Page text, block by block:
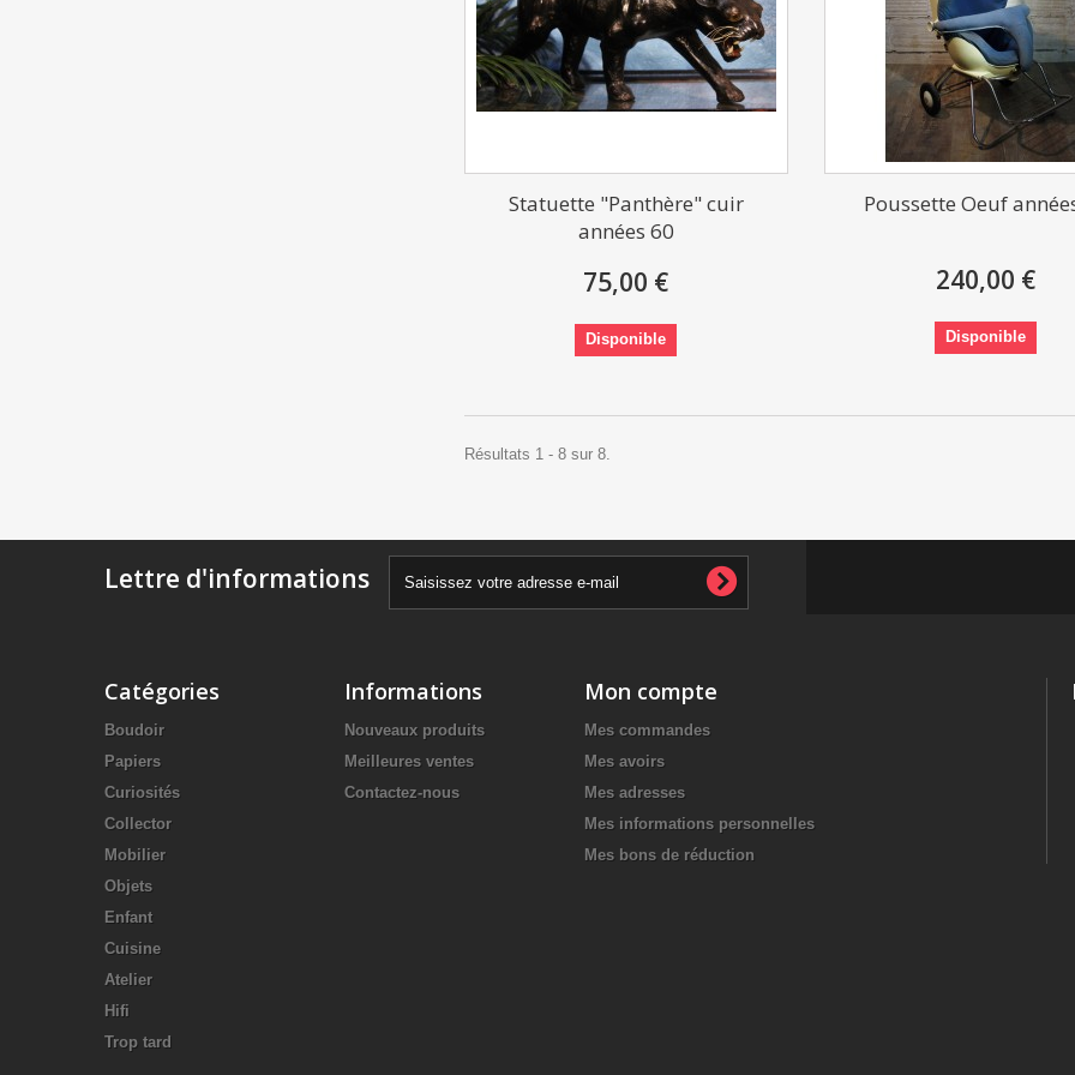
Statuette "Panthère" cuir
années 60
75,00 €
Disponible
Poussette Oeuf
240,00 €
Disponible
Résultats 1 - 8 sur 8.
Lettre d'informations
Catégories
Boudoir
Papiers
Curiosités
Collector
Mobilier
Objets
Enfant
Cuisine
Atelier
Hifi
Trop tard
Informations
Nouveaux produits
Meilleures ventes
Contactez-nous
Mon compte
Mes commandes
Mes avoirs
Mes adresses
Mes informations personnelles
Mes bons de réduction